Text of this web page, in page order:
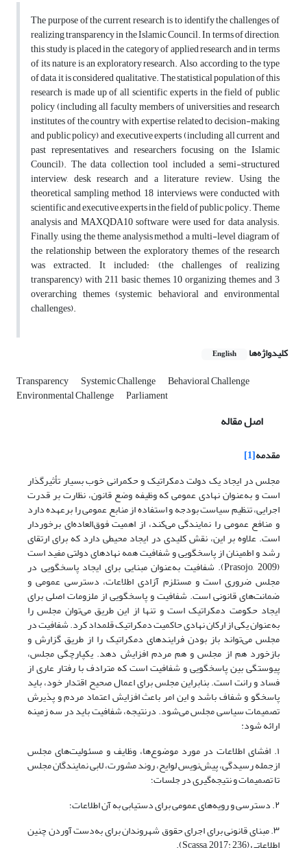
The purpose of the current research is to identify the challenges of
realizing transparency in the Islamic Council. In terms of direction,
this study is placed in the category of applied research and in terms
of its nature is an exploratory research. Also, according to the type
of data, it is considered qualitative. The statistical population of this
research is made up of all scientific experts in the field of public
policy (including all faculty members of universities and research
institutes of the country with expertise related to decision-making
and public policy) and executive experts (including all current and
past representatives, and researchers focusing on the Islamic
Council). The data collection tool included a semi-structured
interview, desk research and a literature review. Using the
theoretical sampling method, 18 interviews were conducted with
scientific and executive experts in the field of public policy. Theme
analysis and MAXQDA10 software were used for data analysis.
Finally, using the theme analysis method, a multi-level diagram of
the relationship between the exploratory themes of the research
was extracted. It included: (the challenges of realizing
transparency) with 211 basic themes, 10 organizing themes and 3
overarching themes (systemic, behavioral and environmental
challenges).
کلیدواژه‌ها English
Transparency Systemic Challenge Behavioral Challenge
Environmental Challenge Parliament
اصل مقاله
مقدمه[1]
مجلس در ایجاد یک دولت دمکراتیک و حکمرانی خوب بسیار تأثیرگذار
است و به‌عنوان نهادی عمومی که وظیفه وضع قانون‌، نظارت بر قدرت
اجرایی‌، تنظیم سیاست بودجه و استفاده از منابع عمومی را برعهده دارد
و منافع عمومی را نمایندگی می‌کند‌، از اهمیت فوق‌العاده‌ای برخوردار
است. علاوه بر این، نقش کلیدی در ایجاد محیطی دارد که برای ارتقای
رشد و اطمینان از پاسخگویی و شفافیت همه نهادهای دولتی مفید است
(Prasojo, 2009). شفافیت به‌عنوان مبنایی برای ایجاد پاسخگویی در
مجلس ضروری است و مستلزم آزادی اطلاعات، دسترسی عمومی و
ضمانت‌های قانونی است. شفافیت و پاسخگویی از ملزومات اصلی برای
ایجاد حکومت دمکراتیک است و تنها از این طریق می‌توان مجلس را
به‌عنوان یکی از ارکان نهادی حاکمیت دمکراتیک قلمداد کرد. شفافیت در
مجلس می‌تواند باز بودن فرایندهای دمکراتیک را از طریق گزارش و
بازخورد هم از مجلس و هم مردم افزایش دهد. یکپارچگی مجلس،
پیوستگی بین پاسخگویی و شفافیت است که مترادف با رفتار عاری از
فساد و رانت است. بنابراین مجلس برای اعمال صحیح اقتدار خود‌، باید
پاسخگو و شفاف باشد و این امر باعث افزایش اعتماد مردم و پذیرش
تصمیمات سیاسی مجلس می‌شود. درنتیجه، شفافیت باید در سه زمینه
ارائه شود:
۱. افشای اطلاعات در مورد موضوع‌ها، وظایف و مسئولیت‌های مجلس
ازجمله رسیدگی‌، پیش‌نویس لوایح‌، روند مشورت‌، لابی نمایندگان مجلس
تا تصمیمات و نتیجه‌گیری در جلسات‌؛
۲. دسترسی و رویه‌های عمومی برای دستیابی به آن اطلاعات‌؛
۳. مبنای قانونی برای اجرای حقوق شهروندان برای به‌دست آوردن چنین